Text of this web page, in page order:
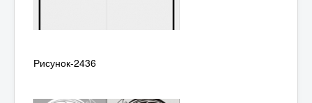
Рисунок-2436